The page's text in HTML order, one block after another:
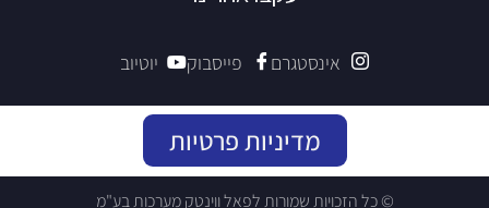
אינסטגרם פייסבוק יוטיוב
מדיניות פרטיות
© כל הזכויות שמורות לפאל ווינטק מערכות בע"מ